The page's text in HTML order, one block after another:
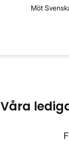
Möt
Våra